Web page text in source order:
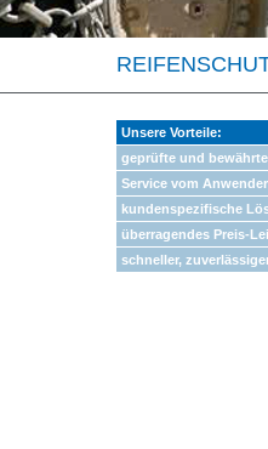
Unsere Vorteile:
geprüfte und
Service vom
kundenspezifische
überragendes Preis-
schneller,